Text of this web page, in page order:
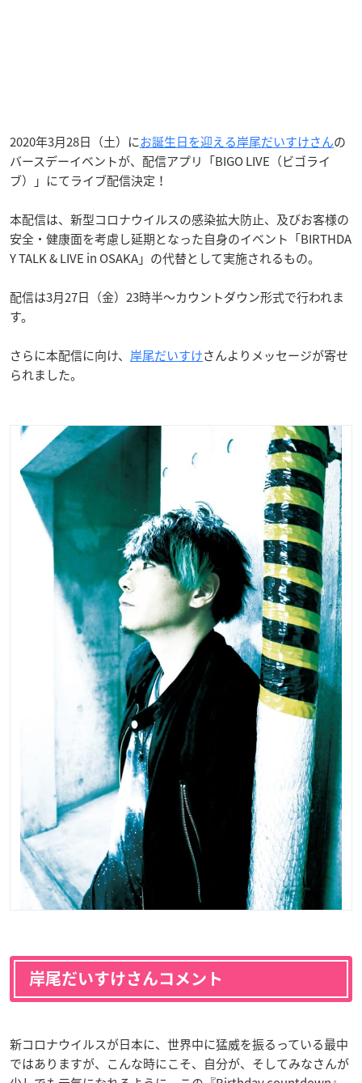
2020年3月28日（土）にお誕生日を迎える岸尾だいすけさんの
バースデーイベントが、配信アプリ「BIGO LIVE（ビゴライ
ブ）」にてライブ配信決定！
本配信は、新型コロナウイルスの感染拡大防止、及びお客様の
安全・健康面を考慮し延期となった自身のイベント「BIRTHDA
Y TALK & LIVE in OSAKA」の代替として実施されるもの。
配信は3月27日（金）23時半～カウントダウン形式で行われま
す。
さらに本配信に向け、 岸尾だいすけさんよりメッセージが寄せ
られました。
岸尾だいすけさんコメント
新コロナウイルスが日本に、世界中に猛威を振るっている最中
ではありますが、こんな時にこそ、自分が、そしてみなさんが